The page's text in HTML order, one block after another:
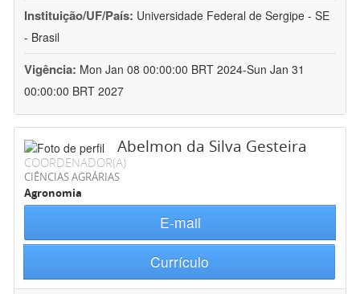
Instituição/UF/País: Universidade Federal de Sergipe - SE
- Brasil
Vigência: Mon Jan 08 00:00:00 BRT 2024-Sun Jan 31
00:00:00 BRT 2027
Abelmon da Silva Gesteira
COORDENADOR(A)
CIÊNCIAS AGRÁRIAS
Agronomia
E-mail
Currículo